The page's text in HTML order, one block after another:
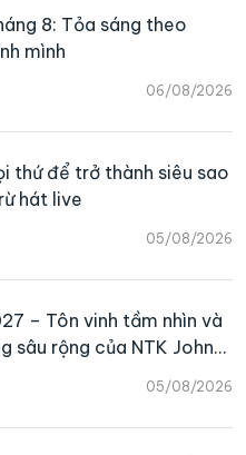
06/08/2026
8: Tỏa sáng theo
mình
05/08/2026
thứ để trở thành siêu sao
hát live
05/08/2026
– Tôn vinh tầm nhìn và
sâu rộng của NTK John